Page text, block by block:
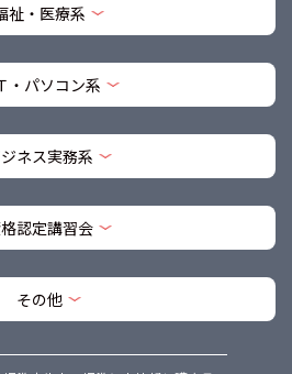
祉・医療系
・パソコン系
ネス実務系
認定講習会
その他